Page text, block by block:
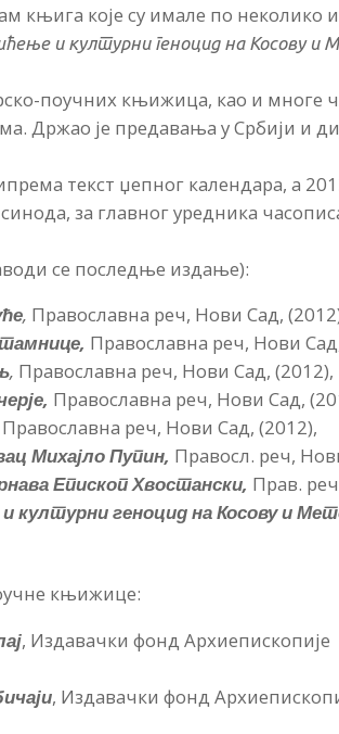
књига које су имале по неколико
и културни геноцид на Косову и
поучних књижица, као и многе
Држао је предавања у Србији и
текст џепног календара, а
синода, за главног урeдника
се последње издање):
, Православна реч, Нови Сад,
Православна реч, Нови
, Православна реч, Нови Сад, (2012),
Православна реч, Нови Сад,
Православна реч, Нови Сад, (2012),
Михајло Пупин, Правосл. реч,
Епископ Хвостански, Прав.
културни геноцид на Косову и
књижице:
, Издавачки фонд Архиепископије
, Издавачки фонд